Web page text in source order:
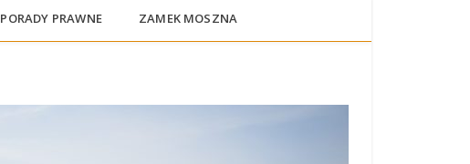
PORADY PRAWNE ZAMEK MOSZNA